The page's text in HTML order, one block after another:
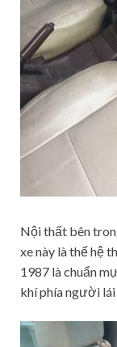
Nội thất bên
xe này là thế hệ
1987 là chuẩn
khí phía người